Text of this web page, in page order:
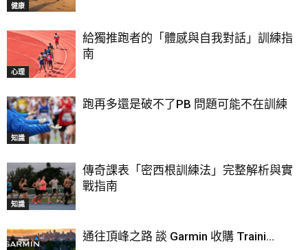
健康
心理
給獨推跑者的「體感與自我對話」訓練指
南
知識
跑再多還是破不了PB 問題可能不在訓練
知識
傳奇課表「密西根訓練法」完整解析與實
戰指南
通往頂峰之路 談 Garmin 收購 Traini...